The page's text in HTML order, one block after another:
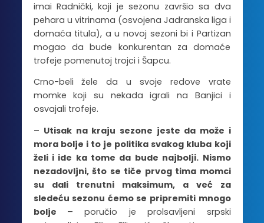
imai Radnički, koji je sezonu završio sa dva
pehara u vitrinama (osvojena Jadranska liga i
domaća titula), a u novoj sezoni bi i Partizan
mogao da bude konkurentan za domaće
trofeje pomenutoj trojci i Šapcu.
Crno-beli žele da u svoje redove vrate
momke koji su nekada igrali na Banjici i
osvajali trofeje.
– Utisak na kraju sezone jeste da može i
mora bolje i to je politika svakog kluba koji
želi i ide ka tome da bude najbolji. Nismo
nezadovljni, što se tiče prvog tima momci
su dali trenutni maksimum, a već za
sledeću sezonu ćemo se pripremiti mnogo
bolje – poručio je prolsavljeni srpski